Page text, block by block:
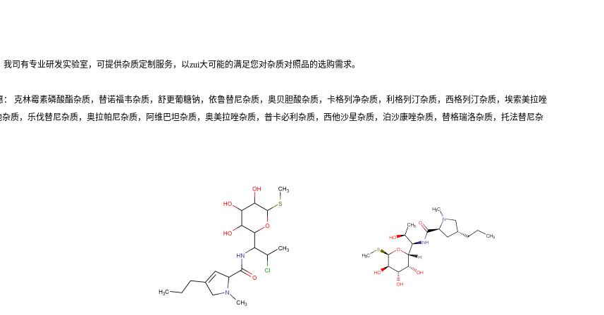
司有专业研发实验室，可提供杂质定制服务，以zui大可能的满足您对杂质对照品的选购需求。
克林霉素磷酸酯杂质，替诺福韦杂质，舒更葡糖钠，依鲁替尼杂质，奥贝胆酸杂质，卡格列净杂质，利格列汀杂质，西格列汀杂质，埃索美拉唑
质，乐伐替尼杂质，奥拉帕尼杂质，阿维巴坦杂质，奥美拉唑杂质，普卡必利杂质，西他沙星杂质，泊沙康唑杂质，替格瑞洛杂质，托法替尼杂